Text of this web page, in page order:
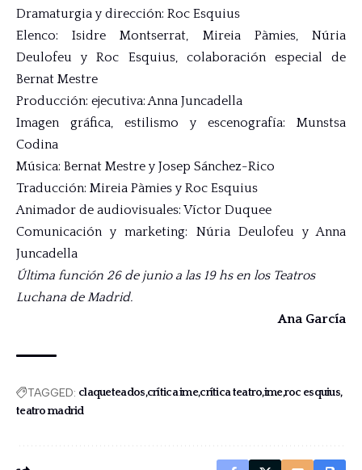
Dramaturgia y dirección: Roc Esquius
Elenco: Isidre Montserrat, Mireia Pàmies, Núria
Deulofeu y Roc Esquius, colaboración especial de
Bernat Mestre
Producción: ejecutiva: Anna Juncadella
Imagen gráfica, estilismo y escenografía: Munstsa
Codina
Música: Bernat Mestre y Josep Sánchez-Rico
Traducción: Mireia Pàmies y Roc Esquius
Animador de audiovisuales: Víctor Duquee
Comunicación y marketing: Núria Deulofeu y Anna
Juncadella
Última función 26 de junio a las 19 hs en los Teatros
Luchana de Madrid.
Ana García
TAGGED: claqueteadoscrítica imecrítica teatroimeroc esquius
teatro madrid